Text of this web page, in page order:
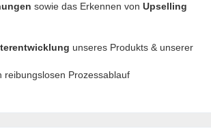
sowie das Erkennen von Upselling
unseres Produkts & unserer
reibungslosen Prozessablauf